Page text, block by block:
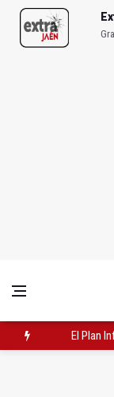
El Plan